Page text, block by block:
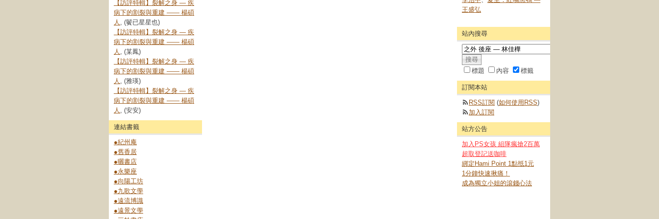
王盛弘
站內搜尋
標題 內容 標籤
訂閱本站
RSS訂閱 (如何使用RSS)
加入訂閱
站方公告
加入PS女孩 組隊瘋搶2百萬
超取登記送咖啡
綁定Hami Point 1點抵1元
1分鐘快速揪痛！
成為獨立小姐的滾錢心法
【訪評特輯】裂解之⾝ — 疾
病下的割裂與重建 —— 楊碩
人 , (鬢已星星也)
【訪評特輯】裂解之⾝ — 疾
病下的割裂與重建 —— 楊碩
人 , (某鳳)
【訪評特輯】裂解之⾝ — 疾
病下的割裂與重建 —— 楊碩
人 , (雅瑛)
【訪評特輯】裂解之⾝ — 疾
病下的割裂與重建 —— 楊碩
人 , (安安)
連結書籤
●紀州庵
●舊香居
●曬書店
●永樂座
●向陽工坊
●九歌文學
●遠流博識
●遠景文學